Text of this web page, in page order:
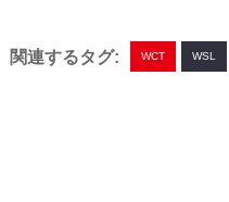
関連するタグ: WCT WSL